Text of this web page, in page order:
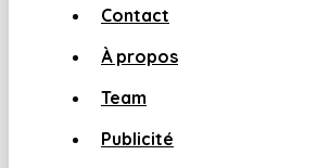
Contact
À propos
Team
Publicité